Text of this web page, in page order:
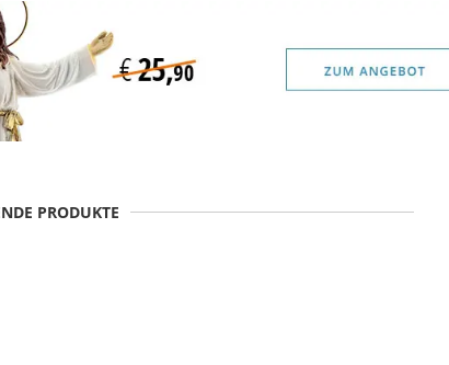
PRODUKTE